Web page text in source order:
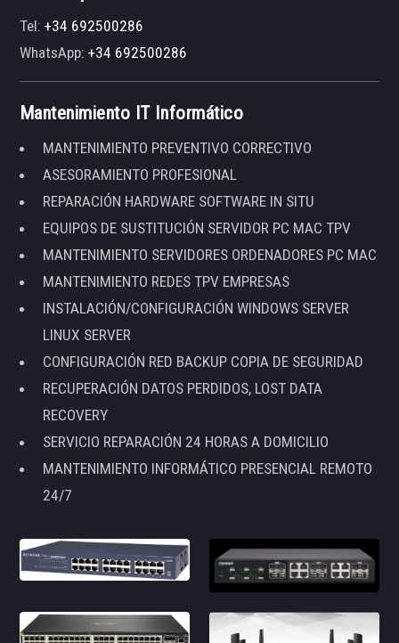
Tel:+34 692500286
WhatsApp:+34 692500286
Mantenimiento IT Informático
MANTENIMIENTO PREVENTIVO CORRECTIVO
ASESORAMIENTO PROFESIONAL
REPARACIÓN HARDWARE SOFTWARE IN SITU
EQUIPOS DE SUSTITUCIÓN SERVIDOR PC MAC TPV
MANTENIMIENTO SERVIDORES ORDENADORES PC MAC
MANTENIMIENTO REDES TPV EMPRESAS
INSTALACIÓN/CONFIGURACIÓN WINDOWS SERVER
LINUX SERVER
CONFIGURACIÓN RED BACKUP COPIA DE SEGURIDAD
RECUPERACIÓN DATOS PERDIDOS, LOST DATA
RECOVERY
SERVICIO REPARACIÓN 24 HORAS A DOMICILIO
MANTENIMIENTO INFORMÁTICO PRESENCIAL REMOTO
24/7